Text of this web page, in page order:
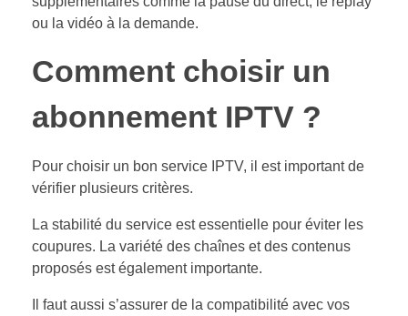
ou la vidéo à la demande.
Comment choisir un
abonnement IPTV ?
Pour choisir un bon service IPTV, il est important de
vérifier plusieurs critères.
La stabilité du service est essentielle pour éviter les
coupures. La variété des chaînes et des contenus
proposés est également importante.
Il faut aussi s’assurer de la compatibilité avec vos